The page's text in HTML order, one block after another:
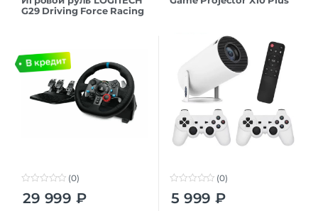
G29 Driving Force Racing
o
(0)
29 999 ₽
o
(0)
5 999 ₽